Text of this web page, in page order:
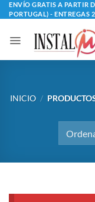
Saltar
al
contenido
ENVÍO GRATIS A PARTIR
PORTUGAL) - ENTREGAS
INICIO /